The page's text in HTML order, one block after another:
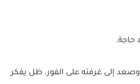
حاجة.
وصعد إلى غرفته على الفور. ظل يفكر